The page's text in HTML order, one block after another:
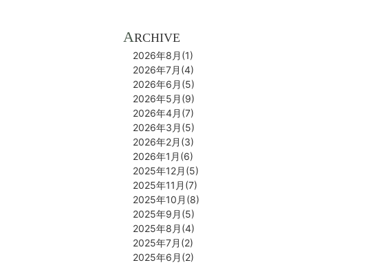
ARCHIVE
2026年8月(1)
2026年7月(4)
2026年6月(5)
2026年5月(9)
2026年4月(7)
2026年3月(5)
2026年2月(3)
2026年1月(6)
2025年12月(5)
2025年11月(7)
2025年10月(8)
2025年9月(5)
2025年8月(4)
2025年7月(2)
2025年6月(2)